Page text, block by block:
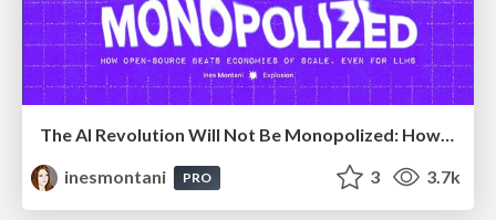
The AI Revolution Will Not Be Monopolized: How open-source beats economies of scale, even for LLMs
inesmontani
PRO 3 3.7k